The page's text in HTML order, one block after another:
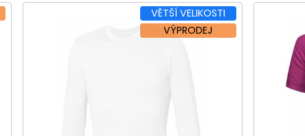
VĚTŠÍ VELIKOSTI
VÝPRODEJ